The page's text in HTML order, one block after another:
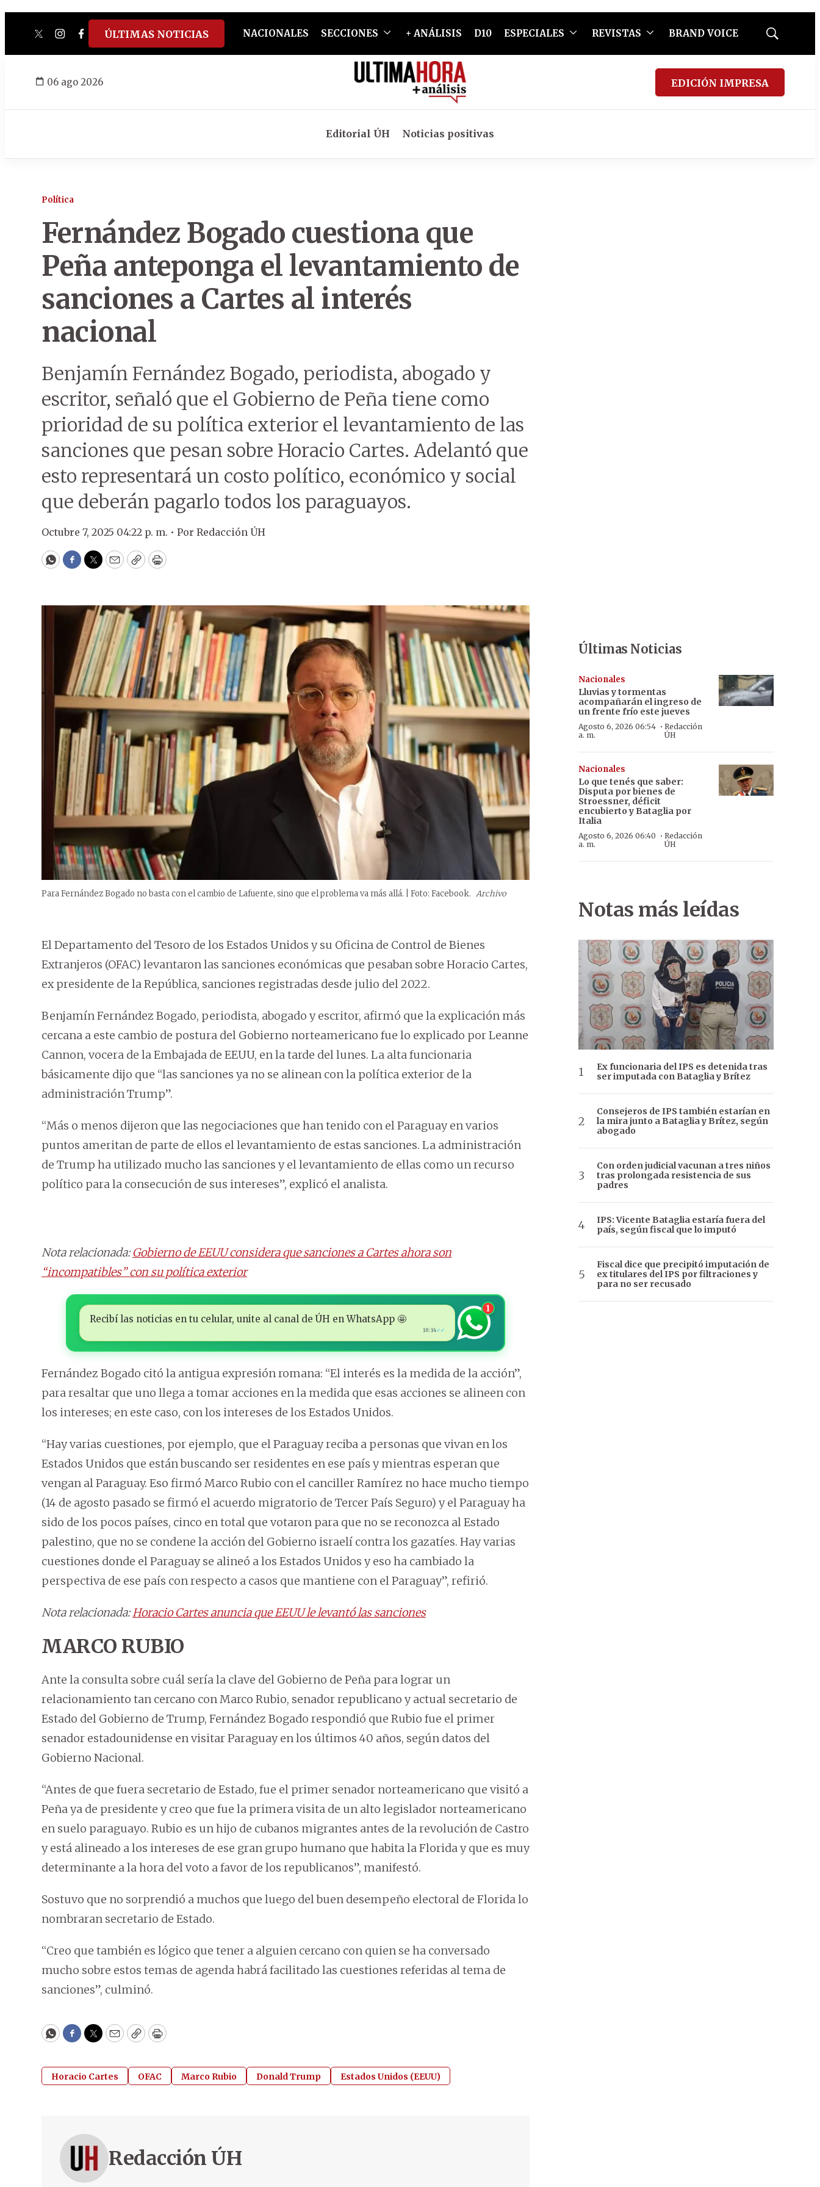
twitterinstagram
facebook
tiktokyoutube
spotify
ÚLTIMAS NOTICIAS NACIONALES SECCIONES + ANÁLISIS D10 ESPECIALES REVISTAS BRAND VOICE
Mostrar
06 ago 2026 EDICIÓN IMPRESA
Editorial ÚH Noticias positivas
Política
Fernández Bogado cuestiona que
Peña anteponga el levantamiento de
sanciones a Cartes al interés
nacional
Benjamín Fernández Bogado, periodista, abogado y
escritor, señaló que el Gobierno de Peña tiene como
prioridad de su política exterior el levantamiento de las
sanciones que pesan sobre Horacio Cartes. Adelantó que
esto representará un costo político, económico y social
que deberán pagarlo todos los paraguayos.
Octubre 7, 2025 04:22 p. m. • Por Redacción ÚH
WhatsApp
Facebook
Twitter
EmailCopyPrint
Para Fernández Bogado no basta con el cambio de Lafuente, sino que el problema va más allá. | Foto: Facebook. Archivo
El Departamento del Tesoro de los Estados Unidos y su Oficina de Control de Bienes
Extranjeros (OFAC) levantaron las sanciones económicas que pesaban sobre Horacio Cartes,
ex presidente de la República, sanciones registradas desde julio del 2022.
Benjamín Fernández Bogado, periodista, abogado y escritor, afirmó que la explicación más
cercana a este cambio de postura del Gobierno norteamericano fue lo explicado por Leanne
Cannon, vocera de la Embajada de EEUU, en la tarde del lunes. La alta funcionaria
básicamente dijo que “las sanciones ya no se alinean con la política exterior de la
administración Trump”.
“Más o menos dijeron que las negociaciones que han tenido con el Paraguay en varios
puntos ameritan de parte de ellos el levantamiento de estas sanciones. La administración
de Trump ha utilizado mucho las sanciones y el levantamiento de ellas como un recurso
político para la consecución de sus intereses”, explicó el analista.
Nota relacionada:Gobierno de EEUU considera que sanciones a Cartes ahora son
“incompatibles” con su política exterior
Recibí las noticias en tu celular, unite al canal de ÚH en WhatsApp 🤩
10:14✓✓
1
Fernández Bogado citó la antigua expresión romana: “El interés es la medida de la acción”,
para resaltar que uno llega a tomar acciones en la medida que esas acciones se alineen con
los intereses; en este caso, con los intereses de los Estados Unidos.
“Hay varias cuestiones, por ejemplo, que el Paraguay reciba a personas que vivan en los
Estados Unidos que están buscando ser residentes en ese país y mientras esperan que
vengan al Paraguay. Eso firmó Marco Rubio con el canciller Ramírez no hace mucho tiempo
(14 de agosto pasado se firmó el acuerdo migratorio de Tercer País Seguro) y el Paraguay ha
sido de los pocos países, cinco en total que votaron para que no se reconozca al Estado
palestino, que no se condene la acción del Gobierno israelí contra los gazatíes. Hay varias
cuestiones donde el Paraguay se alineó a los Estados Unidos y eso ha cambiado la
perspectiva de ese país con respecto a casos que mantiene con el Paraguay”, refirió.
Nota relacionada:Horacio Cartes anuncia que EEUU le levantó las sanciones
MARCO RUBIO
Ante la consulta sobre cuál sería la clave del Gobierno de Peña para lograr un
relacionamiento tan cercano con Marco Rubio, senador republicano y actual secretario de
Estado del Gobierno de Trump, Fernández Bogado respondió que Rubio fue el primer
senador estadounidense en visitar Paraguay en los últimos 40 años, según datos del
Gobierno Nacional.
“Antes de que fuera secretario de Estado, fue el primer senador norteamericano que visitó a
Peña ya de presidente y creo que fue la primera visita de un alto legislador norteamericano
en suelo paraguayo. Rubio es un hijo de cubanos migrantes antes de la revolución de Castro
y está alineado a los intereses de ese gran grupo humano que habita la Florida y que es muy
determinante a la hora del voto a favor de los republicanos”, manifestó.
Sostuvo que no sorprendió a muchos que luego del buen desempeño electoral de Florida lo
nombraran secretario de Estado.
“Creo que también es lógico que tener a alguien cercano con quien se ha conversado
mucho sobre estos temas de agenda habrá facilitado las cuestiones referidas al tema de
sanciones”, culminó.
WhatsApp
Facebook
Twitter
EmailCopyPrint
Horacio Cartes OFAC Marco Rubio Donald Trump Estados Unidos (EEUU)
Redacción ÚH
Últimas Noticias
Nacionales
Lluvias y tormentas
acompañarán el ingreso de
un frente frío este jueves
Agosto 6, 2026 06:54
a. m.
· Redacción
ÚH
Nacionales
Lo que tenés que saber:
Disputa por bienes de
Stroessner, déficit
encubierto y Bataglia por
Italia
Agosto 6, 2026 06:40
a. m.
· Redacción
ÚH
Notas más leídas
Ex funcionaria del IPS es detenida tras
ser imputada con Bataglia y Brítez
Consejeros de IPS también estarían en
la mira junto a Bataglia y Brítez, según
abogado
Con orden judicial vacunan a tres niños
tras prolongada resistencia de sus
padres
IPS: Vicente Bataglia estaría fuera del
país, según fiscal que lo imputó
Fiscal dice que precipitó imputación de
ex titulares del IPS por filtraciones y
para no ser recusado